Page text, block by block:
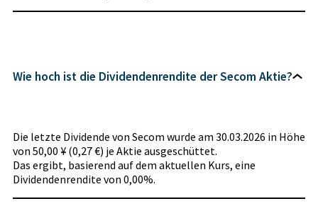
Wie hoch ist die Dividendenrendite der Secom Aktie?
Die letzte Dividende von Secom wurde am 30.03.2026 in Höhe
von 50,00 ¥ (0,27 €) je Aktie ausgeschüttet.
Das ergibt, basierend auf dem aktuellen Kurs, eine
Dividendenrendite von 0,00%.